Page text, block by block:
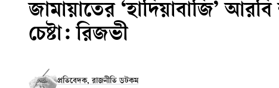
জামায়াতের ‘হাদিয়াবাজি’ আরবি
চেষ্টা: রিজভী
প্রতিবেদক, রাজনীতি ডটকম